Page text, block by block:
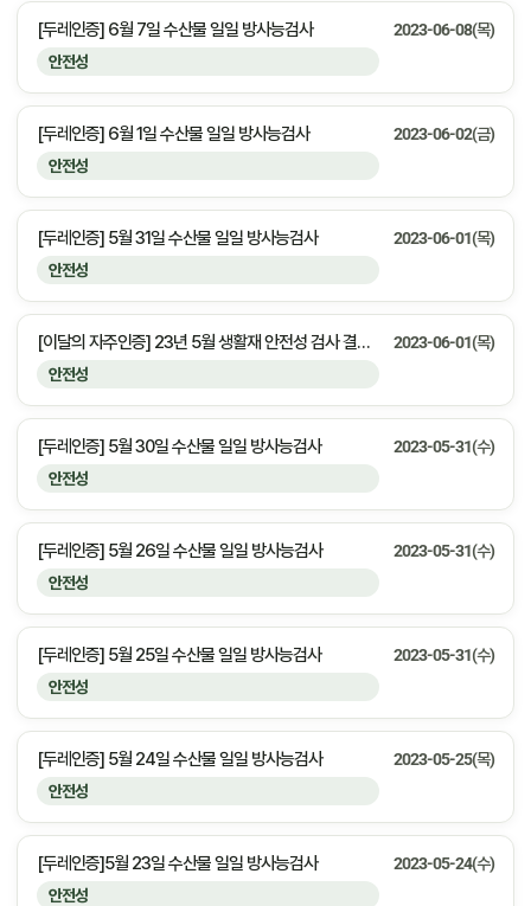
안전성
[두레인증] 6월 7일 수산물 일일 방사능검사 2023-06-08(목)
안전성
[두레인증] 6월 1일 수산물 일일 방사능검사 2023-06-02(금)
안전성
[두레인증] 5월 31일 수산물 일일 방사능검사 2023-06-01(목)
안전성
[이달의 자주인증] 23년 5월 생활재 안전성 검사 결과 안내 2023-06-01(목)
안전성
[두레인증] 5월 30일 수산물 일일 방사능검사 2023-05-31(수)
안전성
[두레인증] 5월 26일 수산물 일일 방사능검사 2023-05-31(수)
안전성
[두레인증] 5월 25일 수산물 일일 방사능검사 2023-05-31(수)
안전성
[두레인증] 5월 24일 수산물 일일 방사능검사 2023-05-25(목)
안전성
[두레인증]5월 23일 수산물 일일 방사능검사 2023-05-24(수)